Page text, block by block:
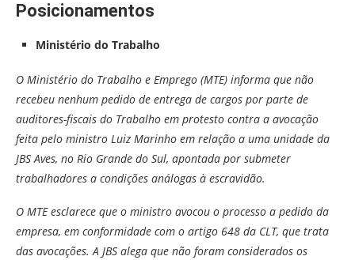
Posicionamentos
Ministério do Trabalho
O Ministério do Trabalho e Emprego (MTE) informa que não
recebeu nenhum pedido de entrega de cargos por parte de
auditores-fiscais do Trabalho em protesto contra a avocação
feita pelo ministro Luiz Marinho em relação a uma unidade da
JBS Aves, no Rio Grande do Sul, apontada por submeter
trabalhadores a condições análogas à escravidão.
O MTE esclarece que o ministro avocou o processo a pedido da
empresa, em conformidade com o artigo 648 da CLT, que trata
das avocações. A JBS alega que não foram considerados os